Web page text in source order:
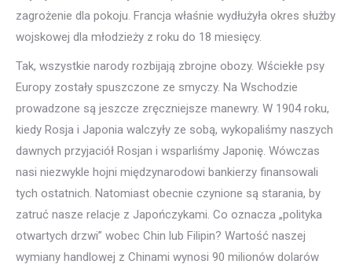
zagrożenie dla pokoju. Francja właśnie wydłużyła okres służby
wojskowej dla młodzieży z roku do 18 miesięcy.
Tak, wszystkie narody rozbijają zbrojne obozy. Wściekłe psy
Europy zostały spuszczone ze smyczy. Na Wschodzie
prowadzone są jeszcze zręczniejsze manewry. W 1904 roku,
kiedy Rosja i Japonia walczyły ze sobą, wykopaliśmy naszych
dawnych przyjaciół Rosjan i wsparliśmy Japonię. Wówczas
nasi niezwykle hojni międzynarodowi bankierzy finansowali
tych ostatnich. Natomiast obecnie czynione są starania, by
zatruć nasze relacje z Japończykami. Co oznacza „polityka
otwartych drzwi” wobec Chin lub Filipin? Wartość naszej
wymiany handlowej z Chinami wynosi 90 milionów dolarów